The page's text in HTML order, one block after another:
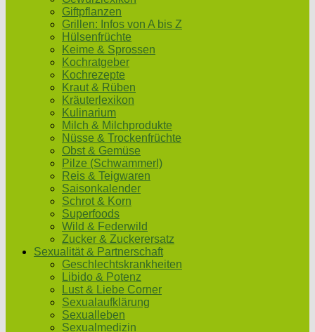
Giftpflanzen
Grillen: Infos von A bis Z
Hülsenfrüchte
Keime & Sprossen
Kochratgeber
Kochrezepte
Kraut & Rüben
Kräuterlexikon
Kulinarium
Milch & Milchprodukte
Nüsse & Trockenfrüchte
Obst & Gemüse
Pilze (Schwammerl)
Reis & Teigwaren
Saisonkalender
Schrot & Korn
Superfoods
Wild & Federwild
Zucker & Zuckerersatz
Sexualität & Partnerschaft
Geschlechtskrankheiten
Libido & Potenz
Lust & Liebe Corner
Sexualaufklärung
Sexualleben
Sexualmedizin